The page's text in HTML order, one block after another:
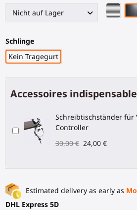
Schlinge
Kein Tragegurt
Accessoires
Schreibtischständer für
Controller
30,00 € 24,00 €
Estimated delivery as early as
DHL Express 5D